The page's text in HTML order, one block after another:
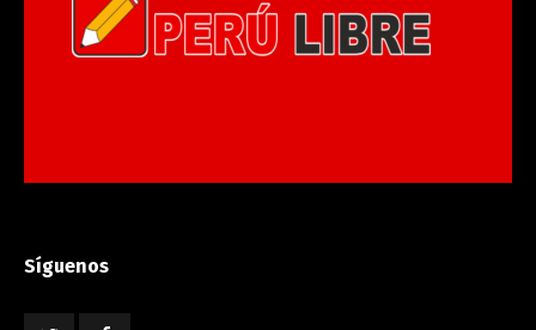
Síguenos